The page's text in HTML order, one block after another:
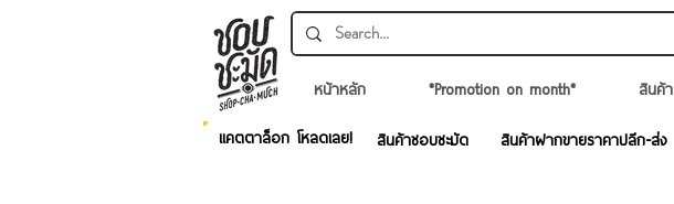
หน้าหลัก *Promotion on month* สินค้า
สินค้าชอบชะมัด สินค้าฝากขายราคาปลีก-ส่ง
แคตตาล็อก โหลดเลย!